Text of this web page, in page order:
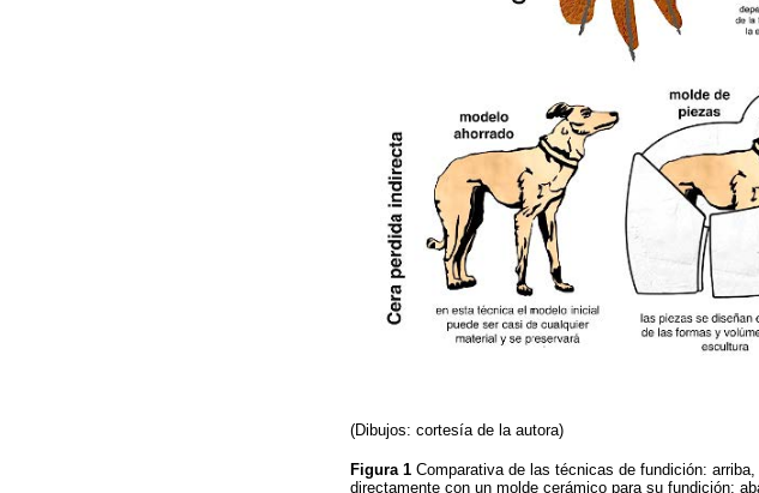
(Dibujos: cortesía de la autora)
Figura 1 Comparativa de las técnicas de fundición:
directamente con un molde cerámico para su fundición;